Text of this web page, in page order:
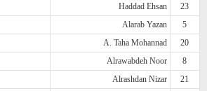
Haddad Ehsan
23
Alarab Yazan
5
A. Taha Mohannad
20
Alrawabdeh Noor
8
Alrashdan Nizar
21